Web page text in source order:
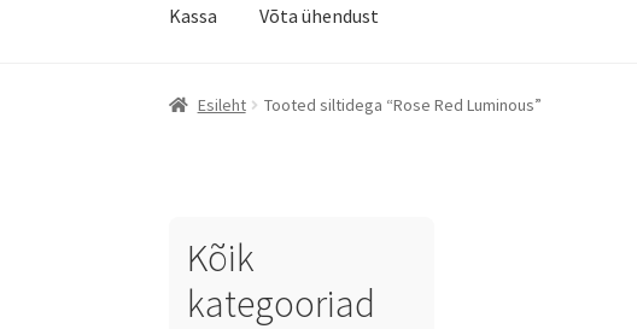
Kassa Võta ühendust
Esileht Tooted siltidega “Rose Red Luminous”
Kõik
kategooriad